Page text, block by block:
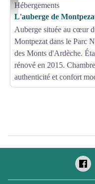
auberge de montpezat 1 - M.
Hébergements
L'auberge de
Auberge située au cœur
Montpezat dans le Parc
des Monts d'Ardèche.
rénové en 2015.
authenticité et confort